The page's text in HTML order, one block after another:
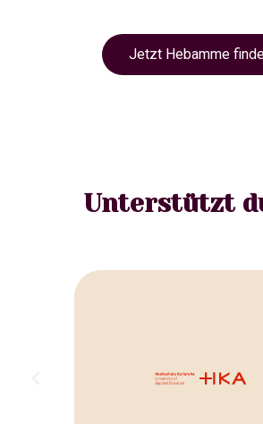
Jetzt Hebamme
Unterstützt